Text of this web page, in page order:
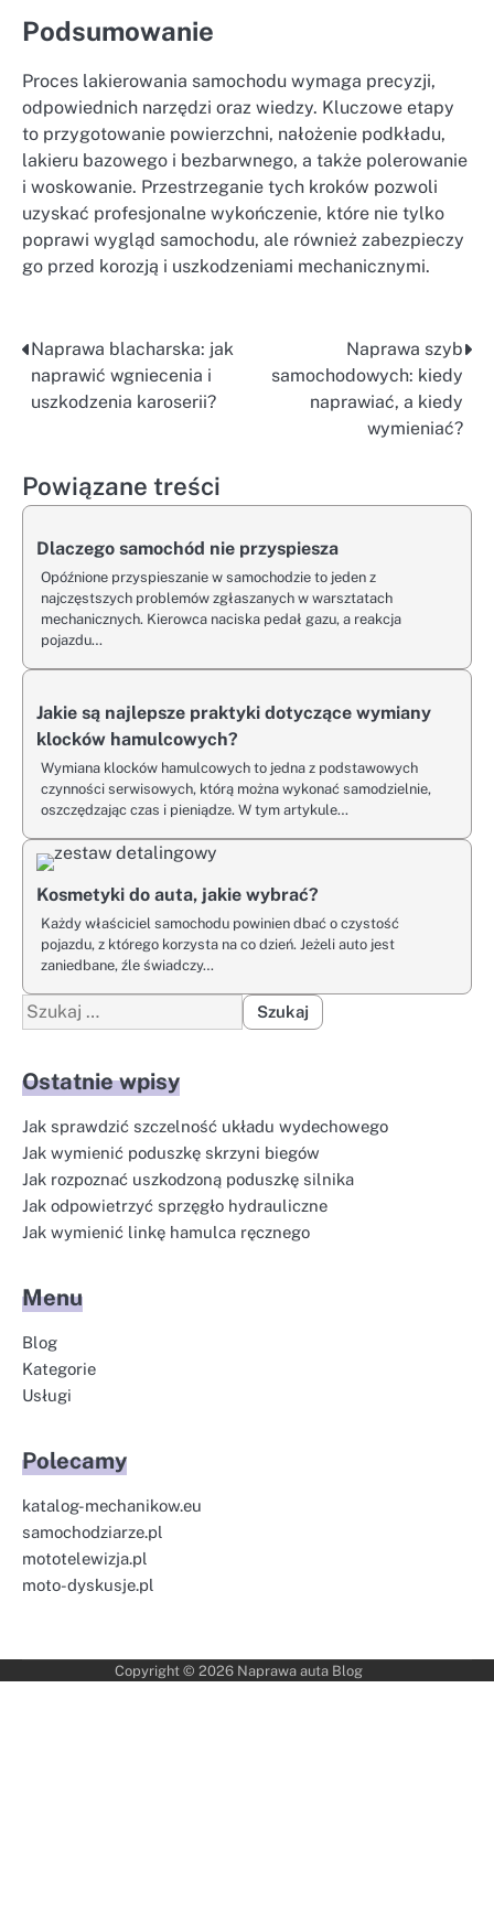
Podsumowanie
Proces lakierowania samochodu wymaga precyzji,
odpowiednich narzędzi oraz wiedzy. Kluczowe etapy
to przygotowanie powierzchni, nałożenie podkładu,
lakieru bazowego i bezbarwnego, a także polerowanie
i woskowanie. Przestrzeganie tych kroków pozwoli
uzyskać profesjonalne wykończenie, które nie tylko
poprawi wygląd samochodu, ale również zabezpieczy
go przed korozją i uszkodzeniami mechanicznymi.
Nawigacja
wpisu
Naprawa blacharska: jak
naprawić wgniecenia i
uszkodzenia karoserii?
Naprawa szyb
samochodowych: kiedy
naprawiać, a kiedy
wymieniać?
Powiązane treści
Dlaczego samochód nie przyspiesza
Opóźnione przyspieszanie w samochodzie to jeden z
najczęstszych problemów zgłaszanych w warsztatach
mechanicznych. Kierowca naciska pedał gazu, a reakcja
pojazdu…
Jakie są najlepsze praktyki dotyczące wymiany
klocków hamulcowych?
Wymiana klocków hamulcowych to jedna z podstawowych
czynności serwisowych, którą można wykonać samodzielnie,
oszczędzając czas i pieniądze. W tym artykule…
Kosmetyki do auta, jakie wybrać?
Każdy właściciel samochodu powinien dbać o czystość
pojazdu, z którego korzysta na co dzień. Jeżeli auto jest
zaniedbane, źle świadczy…
Szukaj:
Ostatnie wpisy
Jak sprawdzić szczelność układu wydechowego
Jak wymienić poduszkę skrzyni biegów
Jak rozpoznać uszkodzoną poduszkę silnika
Jak odpowietrzyć sprzęgło hydrauliczne
Jak wymienić linkę hamulca ręcznego
Menu
Blog
Kategorie
Usługi
Polecamy
katalog-mechanikow.eu
samochodziarze.pl
mototelewizja.pl
moto-dyskusje.pl
Copyright © 2026 Naprawa auta Blog